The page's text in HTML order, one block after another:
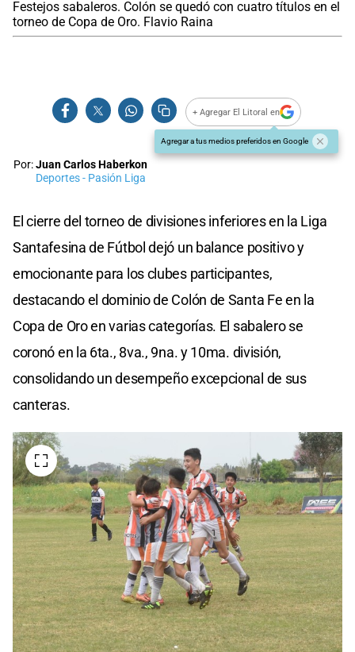
Festejos sabaleros. Colón se quedó con cuatro títulos en el
torneo de Copa de Oro. Flavio Raina
+ Agregar El Litoral en
Agregar a tus medios preferidos en Google
Por:Juan Carlos Haberkon
Deportes - Pasión Liga
El cierre del torneo de divisiones inferiores en la Liga
Santafesina de Fútbol dejó un balance positivo y
emocionante para los clubes participantes,
destacando el dominio de Colón de Santa Fe en la
Copa de Oro en varias categorías. El sabalero se
coronó en la 6ta., 8va., 9na. y 10ma. división,
consolidando un desempeño excepcional de sus
canteras.